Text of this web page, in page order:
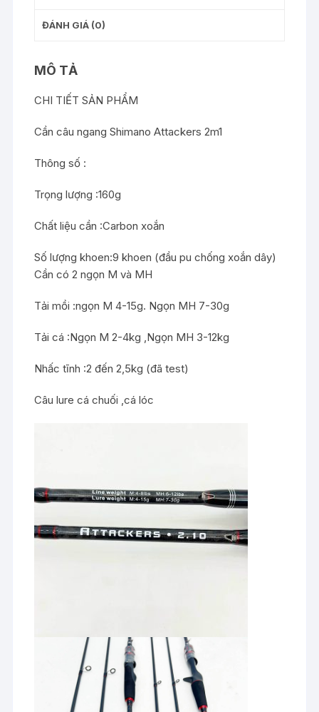
ĐÁNH GIÁ (0)
MÔ TẢ
CHI TIẾT SẢN PHẨM
Cần câu ngang Shimano Attackers 2m1
Thông số :
Trọng lượng :160g
Chất liệu cần :Carbon xoắn
Số lượng khoen:9 khoen (đầu pu chống xoắn dây)
Cần có 2 ngọn M và MH
Tải mồi :ngọn M 4-15g. Ngọn MH 7-30g
Tải cá :Ngọn M 2-4kg ,Ngọn MH 3-12kg
Nhấc tĩnh :2 đến 2,5kg (đã test)
Câu lure cá chuối ,cá lóc